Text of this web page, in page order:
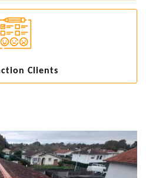
Clients